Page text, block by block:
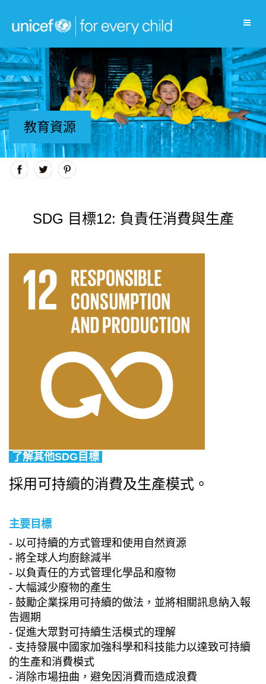
教育資源
SDG 目標12: 負責任消費與生產
了解其他SDG目標
採用可持續的消費及生產模式。
主要目標
- 以可持續的方式管理和使用自然資源
- 將全球人均廚餘減半
- 以負責任的方式管理化學品和廢物
- 大幅減少廢物的產生
- 鼓勵企業採用可持續的做法，並將相關訊息納入報
告週期
- 促進大眾對可持續生活模式的理解
- 支持發展中國家加強科學和科技能力以達致可持續
的生產和消費模式
- 消除市場扭曲，避免因消費而造成浪費